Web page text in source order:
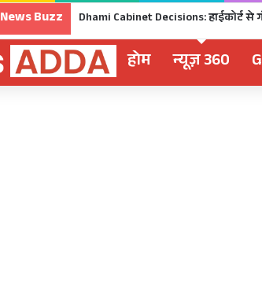
News Buzz
होम न्यूज़ 360